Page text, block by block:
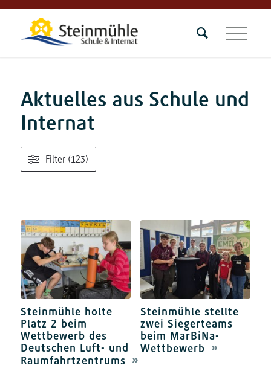
Aktuelles aus Schule und
Internat
Filter (123)
Steinmühle holte
Platz 2 beim
Wettbewerb des
Deutschen Luft- und
Raumfahrtzentrums
Steinmühle stellte
zwei Siegerteams
beim MarBiNa-
Wettbewerb